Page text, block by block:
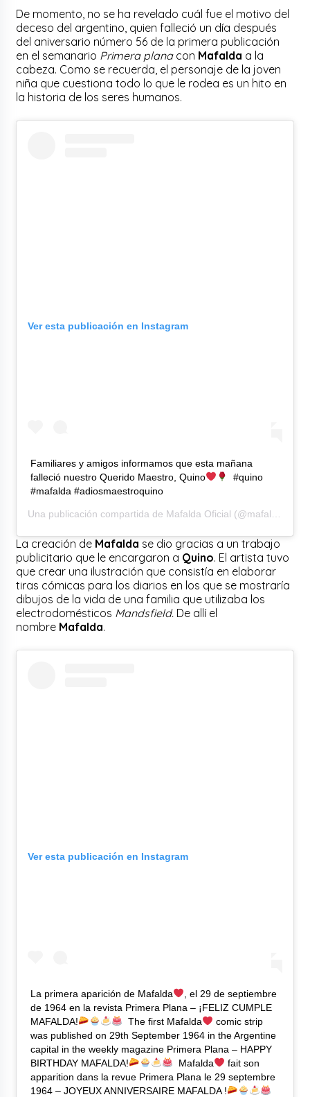
De momento, no se ha revelado cuál fue el motivo del
deceso del argentino, quien falleció un día después
del aniversario número 56 de la primera publicación
en el semanario Primera planacon Mafalda a la
cabeza. Como se recuerda, el personaje de la joven
niña que cuestiona todo lo que le rodea es un hito en
la historia de los seres humanos.
Ver esta publicación en Instagram
Familiares y amigos informamos que esta mañana
falleció nuestro Querido Maestro, Quino
⁠ ⁠ #quino
#mafalda #adiosmaestroquino
Una publicación compartida de Mafalda Oficial (@mafaldadigital) el
La creación de Mafalda se dio gracias a un trabajo
publicitario que le encargaron a Quino. El artista tuvo
que crear una ilustración que consistía en elaborar
tiras cómicas para los diarios en los que se mostraría
dibujos de la vida de una familia que utilizaba los
electrodomésticos Mandsfield. De allí el
nombre Mafalda.
Ver esta publicación en Instagram
La primera aparición de Mafalda
, el 29 de septiembre
de 1964 en la revista Primera Plana – ¡FELIZ CUMPLE
MAFALDA!
⁠ ⁠ The first Mafalda
comic strip
was published on 29th September 1964 in the Argentine
capital in the weekly magazine Primera Plana – HAPPY
BIRTHDAY MAFALDA!
⁠ ⁠ Mafalda
fait son
apparition dans la revue Primera Plana le 29 septembre
1964 – JOYEUX ANNIVERSAIRE MAFALDA !